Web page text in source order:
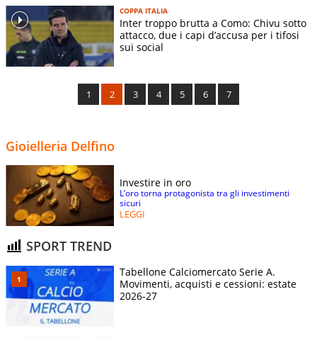
COPPA ITALIA
Inter troppo brutta a Como: Chivu sotto
attacco, due i capi d’accusa per i tifosi
sui social
1 2 3 4 5 6 7
Gioielleria Delfino
Investire in oro
L’oro torna protagonista tra gli investimenti
sicuri
LEGGI
SPORT TREND
Tabellone Calciomercato Serie A.
Movimenti, acquisti e cessioni: estate
2026-27